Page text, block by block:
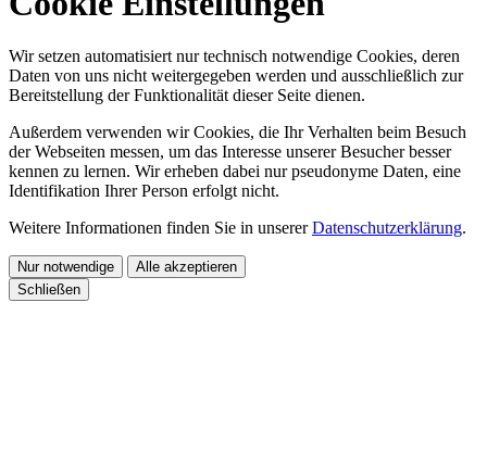
Wir setzen automatisiert nur technisch notwendige Cookies, deren
Daten von uns nicht weitergegeben werden und ausschließlich zur
Bereitstellung der Funktionalität dieser Seite dienen.
Außerdem verwenden wir Cookies, die Ihr Verhalten beim Besuch
der Webseiten messen, um das Interesse unserer Besucher besser
kennen zu lernen. Wir erheben dabei nur pseudonyme Daten, eine
Identifikation Ihrer Person erfolgt nicht.
Weitere Informationen finden Sie in unsererDatenschutzerklärung.
Nur notwendige
Alle akzeptieren
Schließen